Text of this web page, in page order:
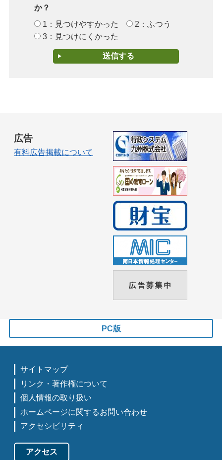
か？
1：見つけやすかった
2：ふつう
3：見つけにくかった
広告
有料広告掲載について
PC版
サイトマップ
リンク・著作権について
個人情報の取り扱い
ホームページに関するお問い合わせ
アクセシビリティ
アクセス